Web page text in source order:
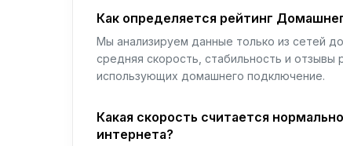
Как определяется рейтинг
Мы анализируем данные только из сетей
средняя скорость, стабильность и отзывы
использующих домашнего подключение.
Какая скорость считается
интернета?